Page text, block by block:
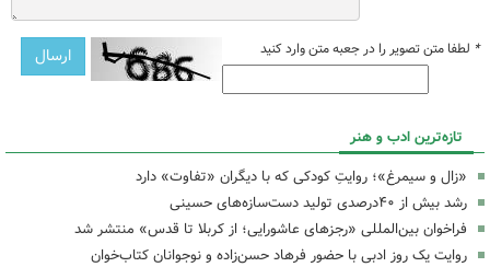
* لطفا متن تصویر را در جعبه متن وارد کنید
تازه‌ترین ادب و هنر
«زال و سیمرغ»؛ روایتِ کودکی که با دیگران «تفاوت» دارد
رشد بیش از ۴۰درصدی تولید دست‌سازه‌های حسینی
فراخوان بین‌المللی «رجزهای عاشورایی؛ از کربلا تا قدس» منتشر شد
روایت یک روز ادبی با حضور فرهاد حسن‌زاده و نوجوانان کتاب‌خوان